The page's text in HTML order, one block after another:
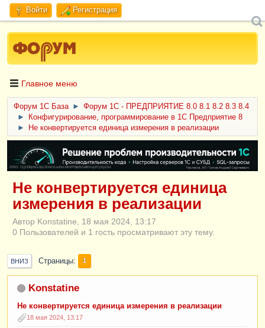
Войти Регистрация
Главное меню
Форум 1C База ►
Форум 1С - ПРЕДПРИЯТИЕ 8.0 8.1 8.2 8.3 8.4
►
Конфигурирование, программирование в 1С Предприятие 8
►
Не конвертируется единица измерения в реализации
ERID: CQH36pWzJqVJD4xVLsnhcU4hVPNjkBZe8KKxjJiYySyZAz
Не конвертируется единица
измерения в реализации
Автор Konstatine, 18 мая 2024, 13:17
0 Пользователей и 1 гость просматривают эту тему.
ВНИЗ Страницы 1
Konstatine
Не конвертируется единица измерения в реализации
18 мая 2024, 13:17